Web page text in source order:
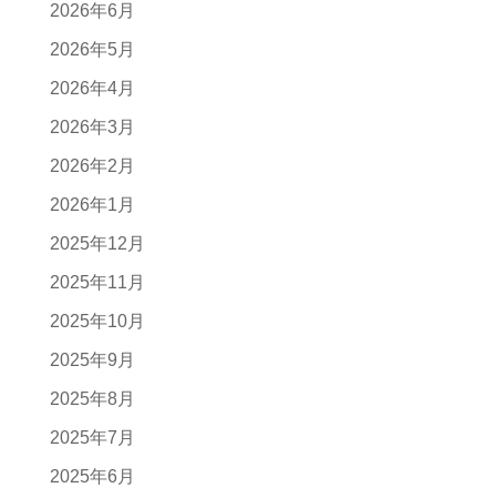
2026年6月
2026年5月
2026年4月
2026年3月
2026年2月
2026年1月
2025年12月
2025年11月
2025年10月
2025年9月
2025年8月
2025年7月
2025年6月